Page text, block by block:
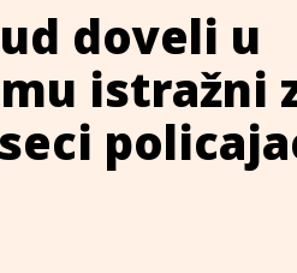
doveli u
istražni